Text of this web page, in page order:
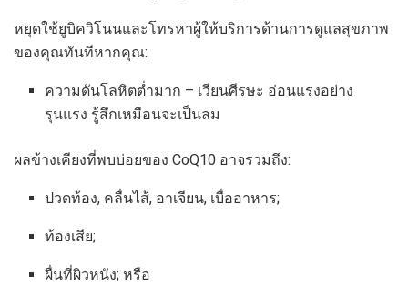
หยุดใช้ยูบิควิโนนและโทรหาผู้ให้บริการด้านการดูแลสุขภาพ
ของคุณทันทีหากคุณ:
ความดันโลหิตต่ำมาก – เวียนศีรษะ อ่อนแรงอย่าง
รุนแรง รู้สึกเหมือนจะเป็นลม
ผลข้างเคียงที่พบบ่อยของ CoQ10 อาจรวมถึง:
ปวดท้อง, คลื่นไส้, อาเจียน, เบื่ออาหาร;
ท้องเสีย;
ผื่นที่ผิวหนัง; หรือ